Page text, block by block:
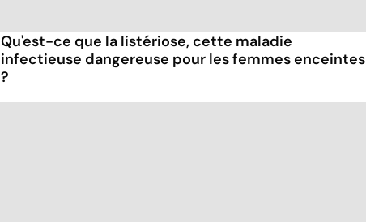
Qu'est-ce que la listériose, cette maladie
infectieuse dangereuse pour les femmes enceintes
?